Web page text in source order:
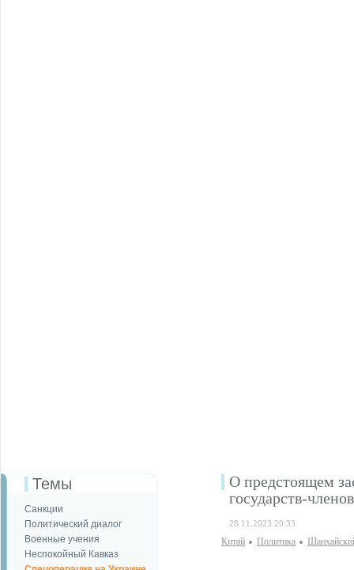
Темы
Санкции
Политический диалог
Военные учения
Неспокойный Кавказ
О предстоящем
государств-
28.11.2023 20:33
Китай Политика